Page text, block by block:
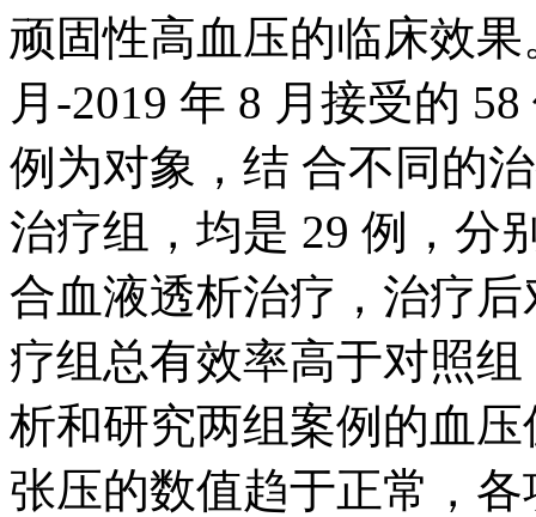
顽固性高血压的临床效
月-2019 年 8 月接受的
例为对象，结 合不同的
治疗组，均是 29 例，分
合血液透析治疗，治疗
疗组总有效率高于对照组
析和研究两组案例的血
张压的数值趋于正常，